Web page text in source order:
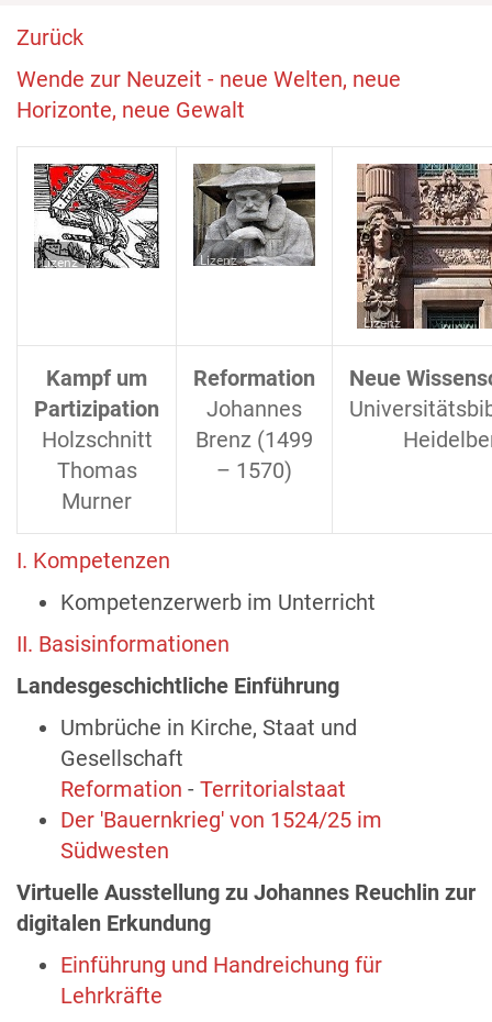
Zurück
Wende zur Neuzeit - neue Welten, neue
Horizonte, neue Gewalt
Lizenz Lizenz
Lizenz
Kampf um
Partizipation
Holzschnitt
Thomas
Murner
Reformation
Johannes
Brenz (1499
– 1570)
Neue
I. Kompetenzen
Kompetenzerwerb im Unterricht
II. Basisinformationen
Landesgeschichtliche Einführung
Umbrüche in Kirche, Staat und
Gesellschaft
Reformation - Territorialstaat
Der 'Bauernkrieg' von 1524/25 im
Südwesten
Virtuelle Ausstellung zu Johannes Reuchlin zur
digitalen Erkundung
Einführung und Handreichung für
Lehrkräfte